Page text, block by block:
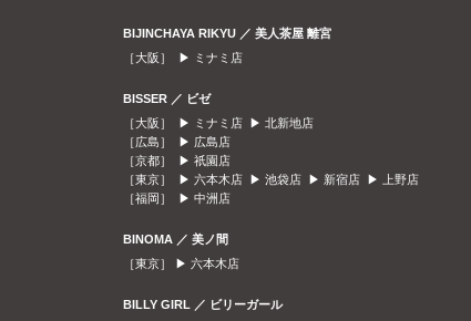
BIJINCHAYA RIKYU ／ 美人茶屋 離宮
［大阪］ ▶
ミナミ店
BISSER ／ ビゼ
［大阪］ ▶
ミナミ店 ▶ 北新地店
［広島］ ▶ 広島店
［京都］ ▶ 祇園店
［東京］ ▶ 六本木店 ▶ 池袋店 ▶ 新宿店 ▶
上野店
［福岡］ ▶ 中洲店
BINOMA ／ 美ノ間
［東京］ ▶ 六本木店
BILLY GIRL ／ ビリーガール